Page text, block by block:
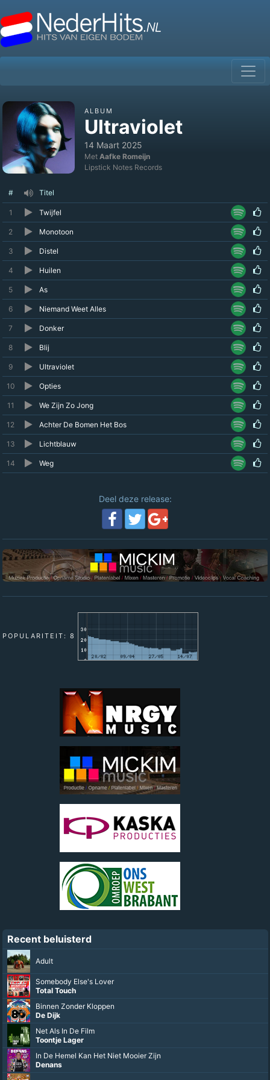
ALBUM
Ultraviolet
14 Maart 2025
Met Aafke Romeijn
Lipstick Notes Records
# Titel
1 Twijfel
2 Monotoon
3 Distel
4 Huilen
5 As
6 Niemand Weet Alles
7 Donker
8 Blij
9 Ultraviolet
10 Opties
11 We Zijn Zo Jong
12 Achter De Bomen Het Bos
13 Lichtblauw
14 Weg
Deel deze release:
POPULARITEIT: 8
Recent beluisterd
Adult
Somebody Else's Lover
Total Touch
Binnen Zonder Kloppen
De Dijk
Net Als In De Film
Toontje Lager
In De Hemel Kan Het Niet Mooier Zijn
Denans